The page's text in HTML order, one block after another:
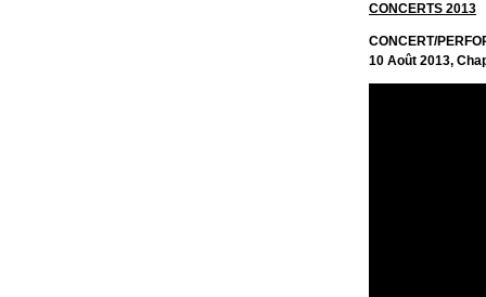
CONCERTS 2013
CONCERT/
10 Août 2013,